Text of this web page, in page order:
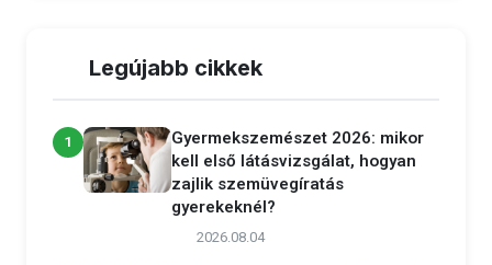
Legújabb cikkek
1
Gyermekszemészet 2026: mikor
kell első látásvizsgálat, hogyan
zajlik szemüvegíratás
gyerekeknél?
2026.08.04